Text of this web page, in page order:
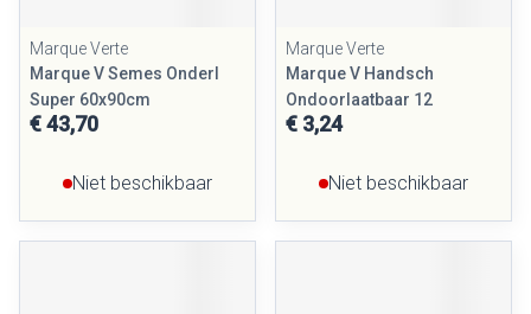
Marque Verte
Marque V Semes Onderl
Super 60x90cm
€ 43,70
Niet beschikbaar
Marque Verte
Marque V Handsch
Ondoorlaatbaar 12
€ 3,24
Niet beschikbaar